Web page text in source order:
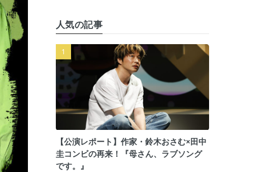
人気の記事
【公演レポート】作家・鈴木おさむ×田中
圭コンビの再来！『母さん、ラブソング
です。』